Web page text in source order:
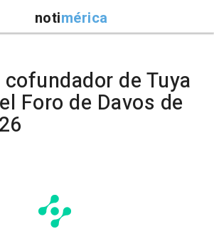
notimérica
de Tuya
Foro de Davos de